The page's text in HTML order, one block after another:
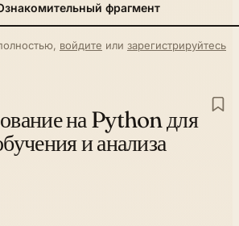
фрагмент
войдите или зарегистрируйтесь
на Python для
и анализа